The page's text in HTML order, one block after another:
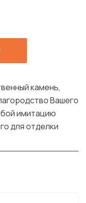
камень,
Вашего
имитацию
для отделки